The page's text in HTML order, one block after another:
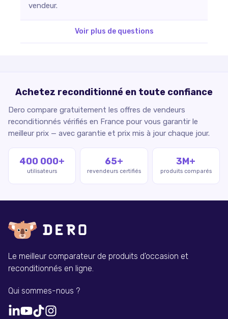
vendeur.
Voir plus de questions
Achetez reconditionné en toute confiance
Dero compare gratuitement les offres de vendeurs
reconditionnés vérifiés en France pour vous garantir le
meilleur prix — avec garantie et prix mis à jour chaque jour.
400 000+
utilisateurs
65+
revendeurs certifiés
3M+
produits comparés
Le meilleur comparateur de produits d'occasion et
reconditionnés en ligne.
Qui sommes-nous ?